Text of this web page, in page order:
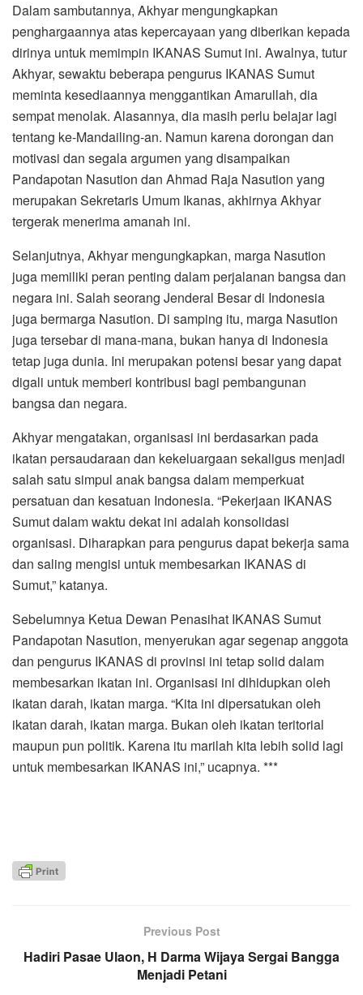
Dalam sambutannya, Akhyar mengungkapkan
penghargaannya atas kepercayaan yang diberikan kepada
dirinya untuk memimpin IKANAS Sumut ini. Awalnya, tutur
Akhyar, sewaktu beberapa pengurus IKANAS Sumut
meminta kesediaannya menggantikan Amarullah, dia
sempat menolak. Alasannya, dia masih perlu belajar lagi
tentang ke-Mandailing-an. Namun karena dorongan dan
motivasi dan segala argumen yang disampaikan
Pandapotan Nasution dan Ahmad Raja Nasution yang
merupakan Sekretaris Umum Ikanas, akhirnya Akhyar
tergerak menerima amanah ini.
Selanjutnya, Akhyar mengungkapkan, marga Nasution
juga memiliki peran penting dalam perjalanan bangsa dan
negara ini. Salah seorang Jenderal Besar di Indonesia
juga bermarga Nasution. Di samping itu, marga Nasution
juga tersebar di mana-mana, bukan hanya di Indonesia
tetap juga dunia. Ini merupakan potensi besar yang dapat
digali untuk memberi kontribusi bagi pembangunan
bangsa dan negara.
Akhyar mengatakan, organisasi ini berdasarkan pada
ikatan persaudaraan dan kekeluargaan sekaligus menjadi
salah satu simpul anak bangsa dalam memperkuat
persatuan dan kesatuan Indonesia. “Pekerjaan IKANAS
Sumut dalam waktu dekat ini adalah konsolidasi
organisasi. Diharapkan para pengurus dapat bekerja sama
dan saling mengisi untuk membesarkan IKANAS di
Sumut,” katanya.
Sebelumnya Ketua Dewan Penasihat IKANAS Sumut
Pandapotan Nasution, menyerukan agar segenap anggota
dan pengurus IKANAS di provinsi ini tetap solid dalam
membesarkan ikatan ini. Organisasi ini dihidupkan oleh
ikatan darah, ikatan marga. “Kita ini dipersatukan oleh
ikatan darah, ikatan marga. Bukan oleh ikatan teritorial
maupun pun politik. Karena itu marilah kita lebih solid lagi
untuk membesarkan IKANAS ini,” ucapnya. ***
Previous Post
Hadiri Pasae Ulaon, H Darma Wijaya Sergai Bangga
Menjadi Petani